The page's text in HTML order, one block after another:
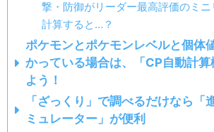
撃・防御がリーダー最高評価のミ
計算すると…？
ポケモンとポケモンレベルと個体
かっている場合は、「CP自動計
よう！
「ざっくり」で調べるだけなら「
ミュレーター」が便利